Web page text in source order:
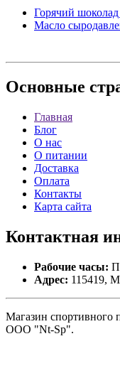
Горячий
Масло
Основные
Главная
Блог
О нас
О питании
Доставка
Оплата
Контакты
Карта сайта
Контактная
Рабочие часы:
Адрес: 115419,
Магазин спортивного
ООО "Nt-Sp".